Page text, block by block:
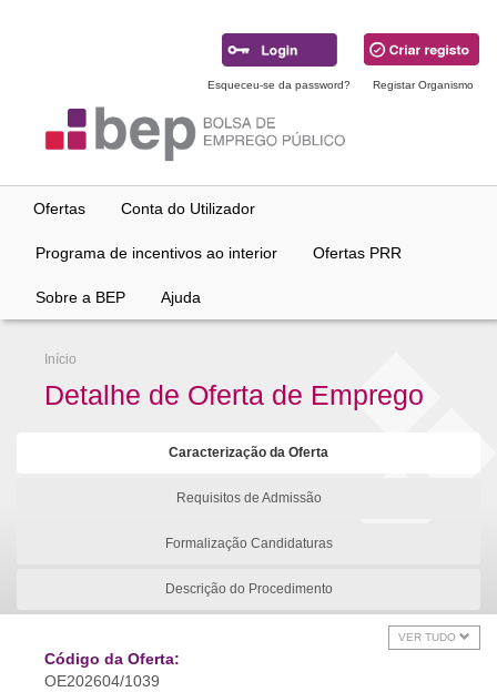
Esqueceu-se da password? Registar Organismo
Ofertas Conta do Utilizador
Programa de incentivos ao interior Ofertas PRR
Sobre a BEP Ajuda
Início
Detalhe de Oferta de Emprego
Caracterização da Oferta
Requisitos de Admissão
Formalização Candidaturas
Descrição do Procedimento
VER TUDO
Código da Oferta:
OE202604/1039